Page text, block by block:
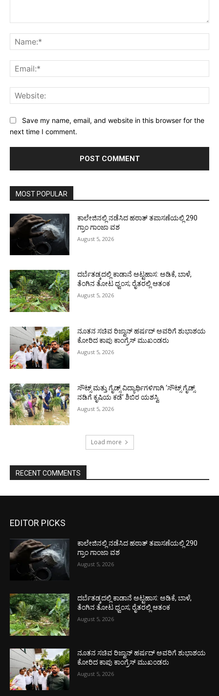
Save my name, email, and website in this browser for the
next time I comment.
MOST POPULAR
ಕಾಲೇಜಿನಲ್ಲಿ ನಡೆಸಿದ ಹಠಾತ್ ತಪಾಸಣೆಯಲ್ಲಿ 290
ಗ್ರಾಂ ಗಾಂಜಾ ವಶ
August 5, 2026
ದರ್ಬೆತಡ್ಕದಲ್ಲಿ ಕಾಡಾನೆ ಅಟ್ಟಹಾಸ: ಅಡಿಕೆ, ಬಾಳೆ,
ತೆಂಗಿನ ತೋಟ ಧ್ವಂಸ; ರೈತರಲ್ಲಿ ಆತಂಕ
August 5, 2026
ನೂತನ ಸಚಿವ ರಿಜ್ವಾನ್ ಹರ್ಷದ್ ಅವರಿಗೆ ಶುಭಾಶಯ
ಕೋರಿದ ಕಾಪು ಕಾಂಗ್ರೆಸ್ ಮುಖಂಡರು
August 5, 2026
ಸೌಟ್ಸ್ ಮತ್ತು ಗೈಡ್ಸ್ ವಿದ್ಯಾರ್ಥಿಗಳಿಗಾಗಿ ‘ಸೌಟ್ಸ್ ಗೈಡ್ಸ್
ನಡಿಗೆ ಕೃಷಿಯ ಕಡೆ’ ಶಿಬಿರ ಯಶಸ್ವಿ
August 5, 2026
Load more
RECENT COMMENTS
EDITOR PICKS
ಕಾಲೇಜಿನಲ್ಲಿ ನಡೆಸಿದ ಹಠಾತ್ ತಪಾಸಣೆಯಲ್ಲಿ 290
ಗ್ರಾಂ ಗಾಂಜಾ ವಶ
August 5, 2026
ದರ್ಬೆತಡ್ಕದಲ್ಲಿ ಕಾಡಾನೆ ಅಟ್ಟಹಾಸ: ಅಡಿಕೆ, ಬಾಳೆ,
ತೆಂಗಿನ ತೋಟ ಧ್ವಂಸ; ರೈತರಲ್ಲಿ ಆತಂಕ
August 5, 2026
ನೂತನ ಸಚಿವ ರಿಜ್ವಾನ್ ಹರ್ಷದ್ ಅವರಿಗೆ ಶುಭಾಶಯ
ಕೋರಿದ ಕಾಪು ಕಾಂಗ್ರೆಸ್ ಮುಖಂಡರು
August 5, 2026